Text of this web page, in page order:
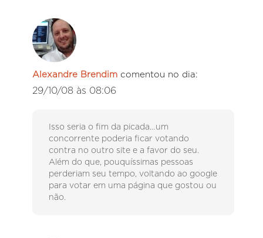
Alexandre Brendim comentou no dia:
29/10/08 às 08:06
Isso seria o fim da picada…um
concorrente poderia ficar votando
contra no outro site e a favor do seu.
Além do que, pouquíssimas pessoas
perderiam seu tempo, voltando ao google
para votar em uma página que gostou ou
não.